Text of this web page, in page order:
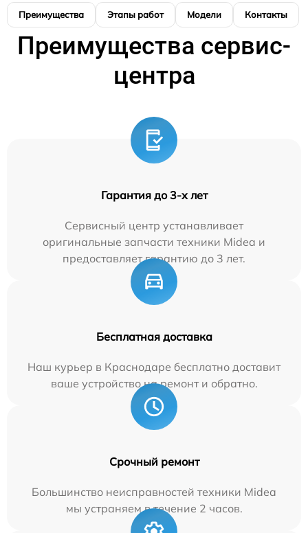
Преимущества Этапы работ Модели Контакты
Преимущества сервис-
центра
Гарантия до 3-х лет
Сервисный центр устанавливает
оригинальные запчасти техники Midea и
предоставляет гарантию до 3 лет.
Бесплатная доставка
Наш курьер в Краснодаре бесплатно доставит
ваше устройство на ремонт и обратно.
Срочный ремонт
Большинство неисправностей техники Midea
мы устраняем в течение 2 часов.